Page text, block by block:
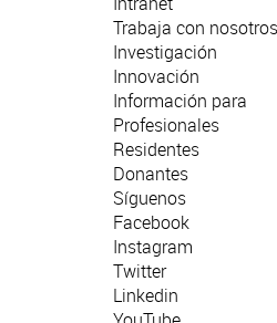
Trabaja con nosotros
Investigación
Innovación
Información para
Profesionales
Residentes
Donantes
Síguenos
Facebook
Instagram
Twitter
Linkedin